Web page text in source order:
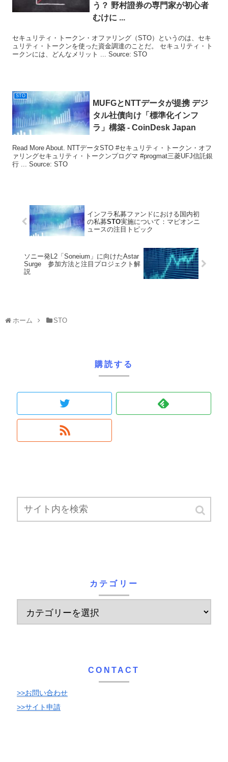
う？ 野村證券の専門家が初心者
むけに ...
セキュリティ・トークン・オファリング（STO）というのは、セキ
ュリティ・トークンを使った資金調達のことだ。 セキュリティ・ト
ークンには、どんなメリット ... Source: STO
STO
MUFGとNTTデータが提携 デジ
タル社債向け「標準化インフ
ラ」構築 - CoinDesk Japan
Read More About. NTTデータSTO #セキュリティ・トークン・オフ
ァリングセキュリティ・トークンプログマ #progmat三菱UFJ信託銀
行 ... Source: STO
インフラ私募ファンドにおける国内初
の私募STO実施について：マピオンニ
ュースの注目トピック
ソニー発L2「Soneium」に向けたAstar
Surge 参加方法と注目プロジェクト解
説
ホーム STO
購読する
カテゴリー
CONTACT
>>お問い合わせ
>>サイト申請